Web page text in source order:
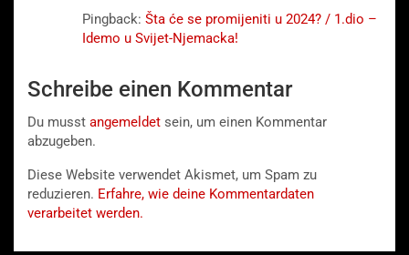
Pingback: Šta će se promijeniti u 2024? / 1.dio –
Idemo u Svijet-Njemacka!
Schreibe einen Kommentar
Du musst angemeldet sein, um einen Kommentar
abzugeben.
Diese Website verwendet Akismet, um Spam zu
reduzieren. Erfahre, wie deine Kommentardaten
verarbeitet werden.